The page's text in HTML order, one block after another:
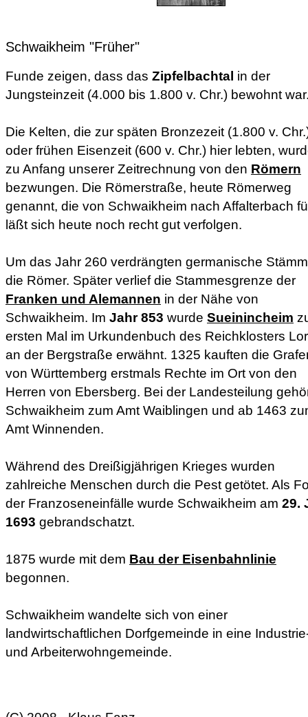
Schwaikheim "Früher"
Funde zeigen, dass das Zipfelbachtal in der
Jungsteinzeit (4.000 bis 1.800 v. Chr.) bewohnt
Die Kelten, die zur späten Bronzezeit (1.800 v.
oder frühen Eisenzeit (600 v. Chr.) hier lebten,
zu Anfang unserer Zeitrechnung von den Römern
bezwungen. Die Römerstraße, heute Römerweg
genannt, die von Schwaikheim nach Affalterbach
läßt sich heute noch recht gut verfolgen.
Um das Jahr 260 verdrängten germanische
die Römer. Später verlief die Stammesgrenze der
Franken und Alemannen in der Nähe von
Schwaikheim. Im Jahr 853 wurde Sueinincheim
ersten Mal im Urkundenbuch des Reichklosters
an der Bergstraße erwähnt. 1325 kauften die
von Württemberg erstmals Rechte im Ort von den
Herren von Ebersberg. Bei der Landesteilung
Schwaikheim zum Amt Waiblingen und ab 1463
Amt Winnenden.
Während des Dreißigjährigen Krieges wurden
zahlreiche Menschen durch die Pest getötet. Als
der Franzoseneinfälle wurde Schwaikheim am 29.
1693 gebrandschatzt.
1875 wurde mit dem Bau der Eisenbahnlinie
begonnen.
Schwaikheim wandelte sich von einer
landwirtschaftlichen Dorfgemeinde in eine
und Arbeiterwohngemeinde.